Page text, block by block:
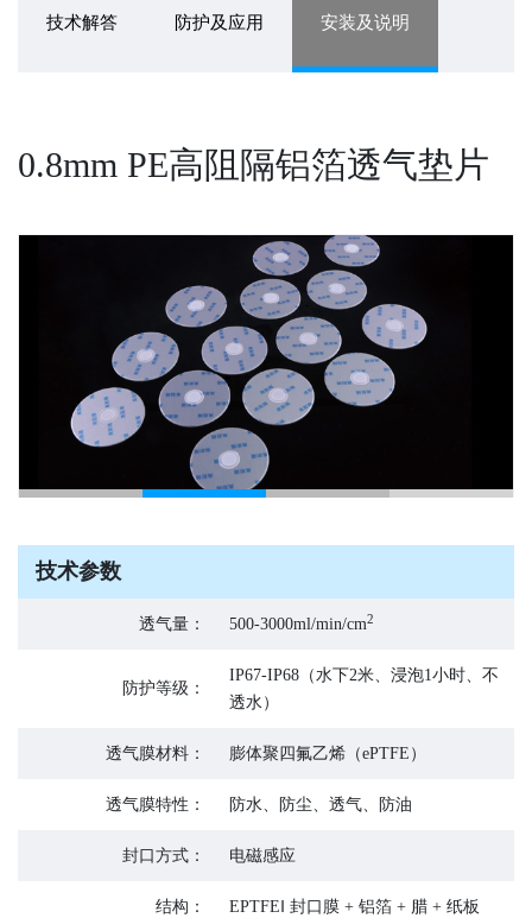
技术解答 防护及应用 安装及说明
0.8mm PE高阻隔铝箔透气垫片
技术参数
透气量： 500-3000ml/min/cm2
防护等级：
IP67-IP68（水下2米、浸泡1小时、不
透水）
透气膜材料： 膨体聚四氟乙烯（ePTFE）
透气膜特性： 防水、防尘、透气、防油
封口方式： 电磁感应
结构： EPTFE‖ 封口膜 + 铝箔 + 腊 + 纸板